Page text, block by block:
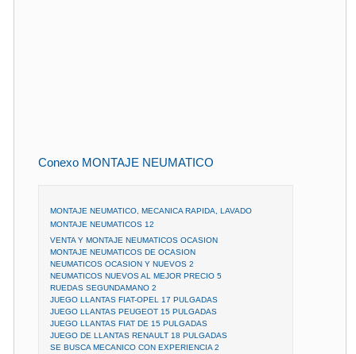
Conexo MONTAJE NEUMATICO
MONTAJE NEUMATICO, MECANICA RAPIDA, LAVADO
MONTAJE NEUMATICOS 12
VENTA Y MONTAJE NEUMATICOS OCASION
MONTAJE NEUMATICOS DE OCASION
NEUMATICOS OCASION Y NUEVOS 2
NEUMATICOS NUEVOS AL MEJOR PRECIO 5
RUEDAS SEGUNDAMANO 2
JUEGO LLANTAS FIAT-OPEL 17 PULGADAS
JUEGO LLANTAS PEUGEOT 15 PULGADAS
JUEGO LLANTAS FIAT DE 15 PULGADAS
JUEGO DE LLANTAS RENAULT 18 PULGADAS
SE BUSCA MECANICO CON EXPERIENCIA 2